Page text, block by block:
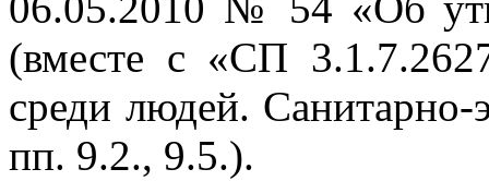
(вместе с «СП
среди людей. Санитарно-
пп. 9.2., 9.5.).